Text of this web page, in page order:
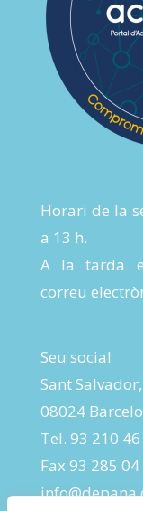
Horari de la
a 13 h.
A la tarda
correu
Seu social
Sant
08024
Tel. 93 210
Fax 93 285 04